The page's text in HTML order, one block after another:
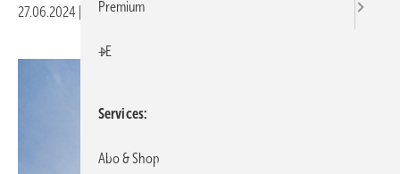
27.06.2024 Druckvorschau
Premium
+E
Services
Abo & Shop